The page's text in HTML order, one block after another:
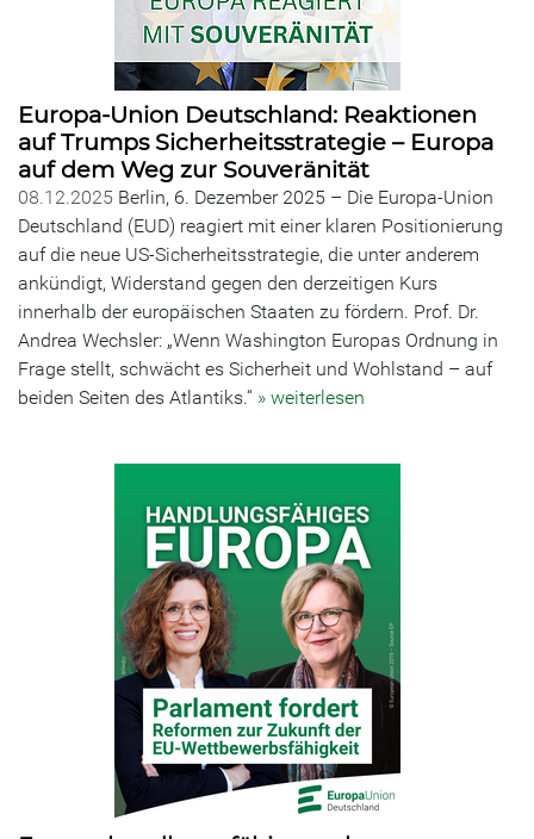
Europa-Union Deutschland: Reaktionen
auf Trumps Sicherheitsstrategie – Europa
auf dem Weg zur Souveränität
08.12.2025 Berlin, 6. Dezember 2025 – Die Europa-Union
Deutschland (EUD) reagiert mit einer klaren Positionierung
auf die neue US-Sicherheitsstrategie, die unter anderem
ankündigt, Widerstand gegen den derzeitigen Kurs
innerhalb der europäischen Staaten zu fördern. Prof. Dr.
Andrea Wechsler: „Wenn Washington Europas Ordnung in
Frage stellt, schwächt es Sicherheit und Wohlstand – auf
beiden Seiten des Atlantiks.“ » weiterlesen